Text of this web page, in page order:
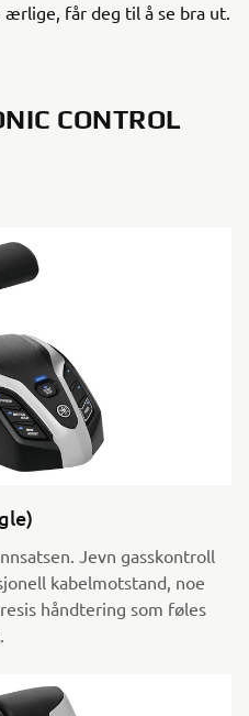
får deg til å se bra ut.
CONTROL
Jevn gasskontroll
kabelmotstand, noe
håndtering som føles